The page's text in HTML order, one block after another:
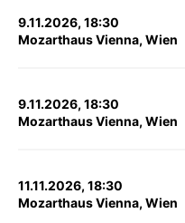
9.11.2026, 18:30
Mozarthaus Vienna, Wien
9.11.2026, 18:30
Mozarthaus Vienna, Wien
11.11.2026, 18:30
Mozarthaus Vienna, Wien